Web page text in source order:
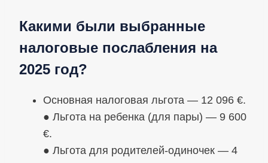
Какими были выбранные
налоговые послабления на
2025 год?
Основная налоговая льгота — 12 096 €.
● Льгота на ребенка (для пары) — 9 600
€.
● Льгота для родителей-одиночек — 4